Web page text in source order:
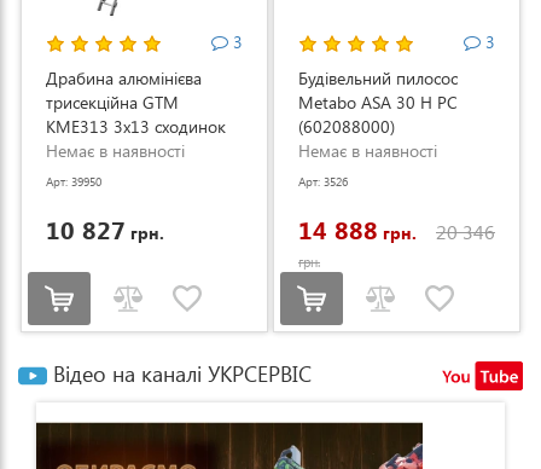
3
Драбина алюмінієва
трисекційна GTM
KME313 3x13 сходинок
3.53-8.93м (KME313)
Немає в наявності
Арт: 39950
10 827 грн.
3
Будівельний пилосос
Metabo ASA 30 H PC
(602088000)
Немає в наявності
Арт: 3526
14 888 грн. 20 346
грн.
Відео на каналі УКРСЕРВІС